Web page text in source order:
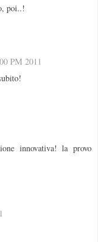
poi..!
PM 2011
innovativa! la provo